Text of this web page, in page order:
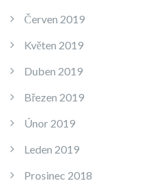
Červen 2019
Květen 2019
Duben 2019
Březen 2019
Únor 2019
Leden 2019
Prosinec 2018